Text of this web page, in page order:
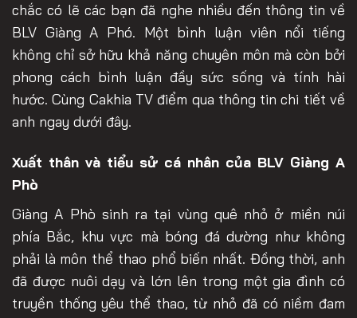
chắc có lẽ các bạn đã nghe nhiều đến thông tin về
BLV Giàng A Phó. Một bình luận viên nổi tiếng
không chỉ sở hữu khả năng chuyên môn mà còn bởi
phong cách bình luận đầy sức sống và tính hài
hước. Cùng Cakhia TV điểm qua thông tin chi tiết về
anh ngay dưới đây.
Xuất thân và tiểu sử cá nhân của BLV Giàng A
Phò
Giàng A Phò sinh ra tại vùng quê nhỏ ở miền núi
phía Bắc, khu vực mà bóng đá dường như không
phải là môn thể thao phổ biến nhất. Đồng thời, anh
đã được nuôi dạy và lớn lên trong một gia đình có
truyền thống yêu thể thao, từ nhỏ đã có niềm đam